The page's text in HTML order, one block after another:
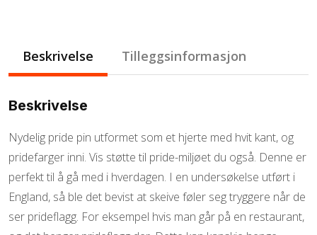
Beskrivelse Tilleggsinformasjon
Beskrivelse
Nydelig pride pin utformet som et hjerte med hvit kant, og
pridefarger inni. Vis støtte til pride-miljøet du også. Denne er
perfekt til å gå med i hverdagen. I en undersøkelse utført i
England, så ble det bevist at skeive føler seg tryggere når de
ser prideflagg. For eksempel hvis man går på en restaurant,